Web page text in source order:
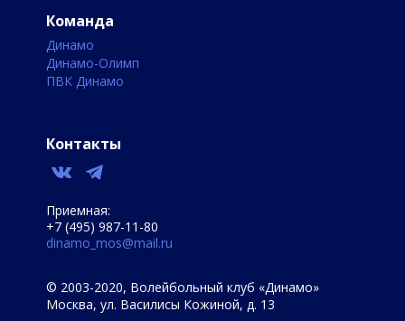
Команда
Динамо
Динамо-Олимп
ПВК Динамо
Контакты
Приемная:
+7 (495) 987-11-80
dinamo_mos@mail.ru
© 2003-2020, Волейбольный клуб «Динамо»
Москва, ул. Василисы Кожиной, д. 13